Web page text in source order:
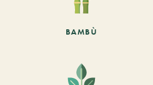
BAMBÙ